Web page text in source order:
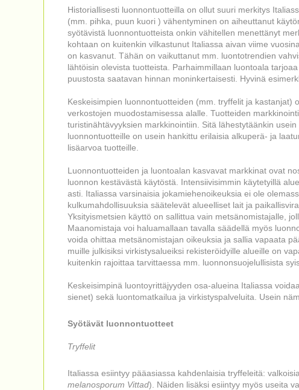
Historiallisesti luonnontuotteilla on ollut suuri merkitys
(mm. pihka, puun kuori ) vähentyminen on aiheuttanut
syötävistä luonnontuotteista onkin vähitellen menettänyt
kohtaan on kuitenkin vilkastunut Italiassa aivan viime
on kasvanut. Tähän on vaikuttanut mm. luontotrendien
lähtöisin olevista tuotteista. Parhaimmillaan luontoala
puustosta saatavan hinnan moninkertaisesti. Hyvinä
Keskeisimpien luonnontuotteiden (mm. tryffelit ja kastanjat)
verkostojen muodostamisessa alalle. Tuotteiden
turistinähtävyyksien markkinointiin. Sitä lähestytäänkin
luonnontuotteille on usein hankittu erilaisia alkuperä- ja
lisäarvoa tuotteille.
Luonnontuotteiden ja luontoalan kasvavat markkinat ovat
luonnon kestävästä käytöstä. Intensiivisimmin käytetyillä
asti. Italiassa varsinaisia jokamiehenoikeuksia ei ole
kulkumahdollisuuksia säätelevät alueelliset lait ja
Yksityismetsien käyttö on sallittua vain metsänomistajalle,
Maanomistaja voi haluamallaan tavalla säädellä myös
voida ohittaa metsänomistajan oikeuksia ja sallia vapaata
muille julkisiksi virkistysalueiksi rekisteröidyille alueille on
kuitenkin rajoittaa tarvittaessa mm. luonnonsuojelullisista
Keskeisimpinä luontoyrittäjyyden osa-alueina Italiassa
sienet) sekä luontomatkailua ja virkistyspalveluita. Usein
Syötävät luonnontuotteet
Tryffelit
Italiassa esiintyy pääasiassa kahdenlaisia tryffeleitä:
melanosporum Vittad). Näiden lisäksi esiintyy myös useita